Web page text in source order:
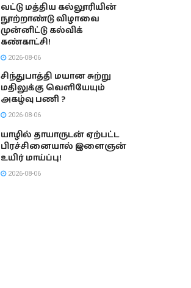
வட்டு மத்திய கல்லூரியின்
நூற்றாண்டு விழாவை
முன்னிட்டு கல்விக்
கண்காட்சி!
2026-08-06
சிந்துபாத்தி மயான சுற்று
மதிலுக்கு வெளியேயும்
அகழ்வு பணி ?
2026-08-06
யாழில் தாயாருடன் ஏற்பட்ட
பிரச்சினையால் இளைஞன்
உயிர் மாய்ப்பு!
2026-08-06